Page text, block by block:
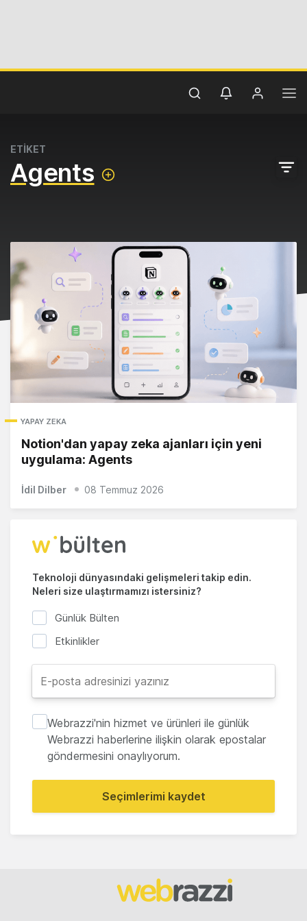
ETİKET
Agents
YAPAY ZEKA
Notion'dan yapay zeka ajanları için yeni
uygulama: Agents
İdil Dilber 08 Temmuz 2026
Teknoloji dünyasındaki gelişmeleri takip edin.
Neleri size ulaştırmamızı istersiniz?
Günlük Bülten
Etkinlikler
Webrazzi'nin hizmet ve ürünleri ile günlük
Webrazzi haberlerine ilişkin olarak epostalar
göndermesini onaylıyorum.
Seçimlerimi kaydet